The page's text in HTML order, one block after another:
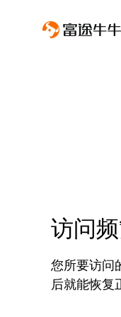
访问
您所要访问
后就能恢复